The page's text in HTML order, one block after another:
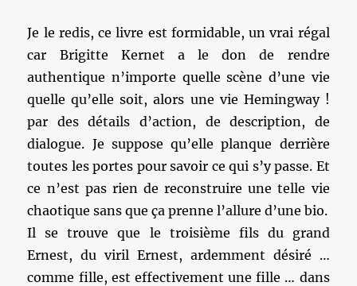
Je le redis, ce livre est formidable, un vrai régal
car Brigitte Kernet a le don de rendre
authentique n’importe quelle scène d’une vie
quelle qu’elle soit, alors une vie Hemingway !
par des détails d’action, de description, de
dialogue. Je suppose qu’elle planque derrière
toutes les portes pour savoir ce qui s’y passe. Et
ce n’est pas rien de reconstruire une telle vie
chaotique sans que ça prenne l’allure d’une bio.
Il se trouve que le troisième fils du grand
Ernest, du viril Ernest, ardemment désiré …
comme fille, est effectivement une fille … dans